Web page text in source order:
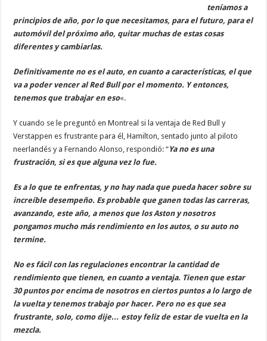
teníamos a
principios de año, por lo que necesitamos, para el futuro, para el
automóvil del próximo año, quitar muchas de estas cosas
diferentes y cambiarlas.
Definitivamente no es el auto, en cuanto a características, el que
va a poder vencer al Red Bull por el momento. Y entonces,
tenemos que trabajar en eso«.
Y cuando se le preguntó en Montreal si la ventaja de Red Bull y
Verstappen es frustrante para él, Hamilton, sentado junto al piloto
neerlandés y a Fernando Alonso, respondió: “Ya no es una
frustración, si es que alguna vez lo fue.
Es a lo que te enfrentas, y no hay nada que pueda hacer sobre su
increíble desempeño. Es probable que ganen todas las carreras,
avanzando, este año, a menos que los Aston y nosotros
pongamos mucho más rendimiento en los autos, o su auto no
termine.
No es fácil con las regulaciones encontrar la cantidad de
rendimiento que tienen, en cuanto a ventaja. Tienen que estar
30 puntos por encima de nosotros en ciertos puntos a lo largo de
la vuelta y tenemos trabajo por hacer. Pero no es que sea
frustrante, solo, como dije… estoy feliz de estar de vuelta en la
mezcla.